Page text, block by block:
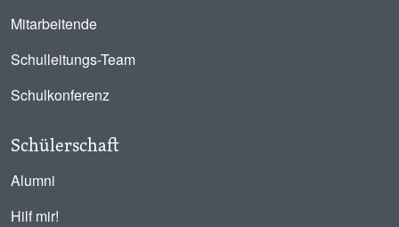
Mitarbeitende
Schulleitungs-Team
Schulkonferenz
Schülerschaft
Alumni
Hilf mir!